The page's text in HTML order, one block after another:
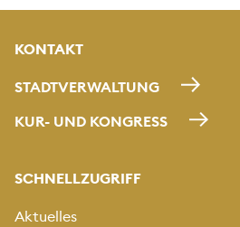
KONTAKT
STADTVERWALTUNG
KUR- UND KONGRESS
SCHNELLZUGRIFF
Aktuelles